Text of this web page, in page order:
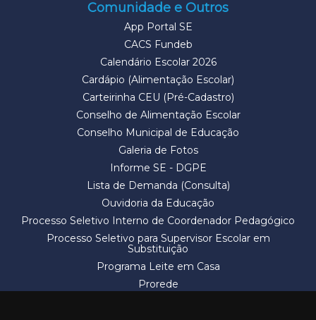
Comunidade e Outros
App Portal SE
CACS Fundeb
Calendário Escolar 2026
Cardápio (Alimentação Escolar)
Carteirinha CEU (Pré-Cadastro)
Conselho de Alimentação Escolar
Conselho Municipal de Educação
Galeria de Fotos
Informe SE - DGPE
Lista de Demanda (Consulta)
Ouvidoria da Educação
Processo Seletivo Interno de Coordenador Pedagógico
Processo Seletivo para Supervisor Escolar em
Substituição
Programa Leite em Casa
Prorede